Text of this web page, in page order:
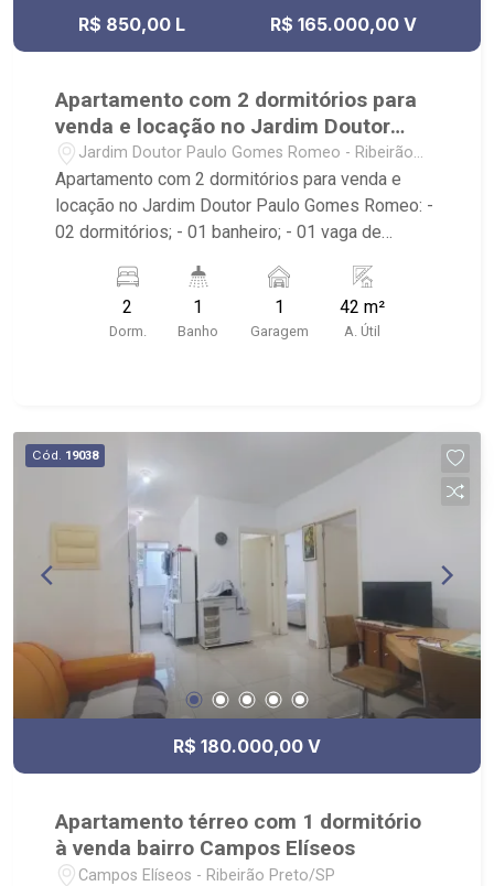
R$ 850,00 L R$ 165.000,00 V
Apartamento com 2 dormitórios para
venda e locação no Jardim Doutor
Paulo Gomes Romeo
Jardim Doutor Paulo Gomes Romeo - Ribeirão
Preto/SP
Apartamento com 2 dormitórios para venda e
locação no Jardim Doutor Paulo Gomes Romeo: -
02 dormitórios; - 01 banheiro; - 01 vaga de
academia, salão de festa, portaria 24h e piscina; -
Próximo ao Supermercado Mialich, Skina do
Lanche e Araújo Shop;
2
Dorm.
1
Banho
1
Garagem
42 m²
A. Útil
Cód. 19038
R$ 180.000,00 V
Apartamento térreo com 1 dormitório
à venda bairro Campos Elíseos
Campos Elíseos - Ribeirão Preto/SP